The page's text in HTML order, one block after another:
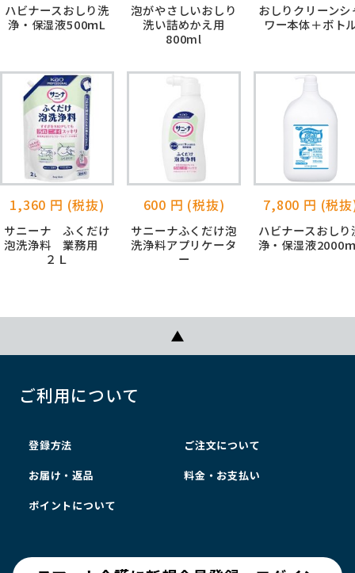
ハビナースおしり洗
浄・保湿液500ｍL
泡がやさしいおしり
洗い詰めかえ用
800ml
おしりクリーンシ
ワー本体＋ボト
1,360 円 (税抜)
サニーナ ふくだけ
泡洗浄料 業務用
２Ｌ
600 円 (税抜)
サニーナふくだけ泡
洗浄料アプリケータ
ー
7,800 円 (税
ハビナースおしり
浄・保湿液2000
ご利用について
登録方法 ご注文について
お届け・返品 料金・お支払い
ポイントについて